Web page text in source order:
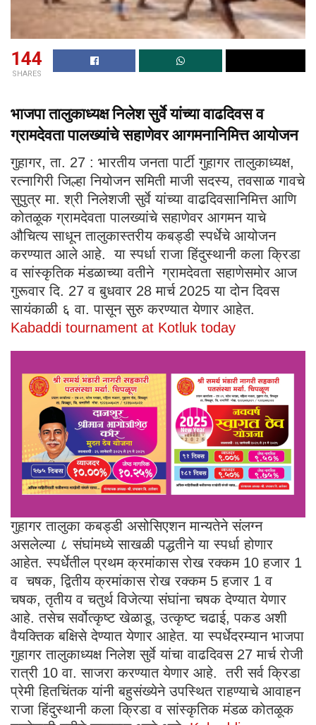
144
SHARES
भाजपा तालुकाध्यक्ष निलेश सुर्वे यांच्या वाढदिवस व
ग्रामदेवता पालख्यांचे सहाणेवर आगमनानिमित्त आयोजन
गुहागर, ता. 27 : भारतीय जनता पार्टी गुहागर तालुकाध्यक्ष,
रत्नागिरी जिल्हा नियोजन समिती माजी सदस्य, तवसाळ गावचे
सुपुत्र मा. श्री निलेशजी सुर्वे यांच्या वाढदिवसानिमित्त आणि
कोतळूक ग्रामदेवता पालख्यांचे सहाणेवर आगमन याचे
औचित्य साधून तालुकास्तरीय कबड्डी स्पर्धेचे आयोजन
करण्यात आले आहे. या स्पर्धा राजा हिंदुस्थानी कला क्रिडा
व सांस्कृतिक मंडळाच्या वतीने ग्रामदेवता सहाणेसमोर आज
गुरूवार दि. 27 व बुधवार 28 मार्च 2025 या दोन दिवस
सायंकाळी ६ वा. पासून सुरु करण्यात येणार आहेत.
Kabaddi tournament at Kotluk today
गुहागर तालुका कबड्डी असोसिएशन मान्यतेने संलग्न
असलेल्या ८ संघांमध्ये साखळी पद्धतीने या स्पर्धा होणार
आहेत. स्पर्धेतील प्रथम क्रमांकास रोख रक्कम 10 हजार 1
व चषक, द्वितीय क्रमांकास रोख रक्कम 5 हजार 1 व
चषक, तृतीय व चतुर्थ विजेत्या संघांना चषक देण्यात येणार
आहे. तसेच सर्वोत्कृष्ट खेळाडू, उत्कृष्ट चढाई, पकड अशी
वैयक्तिक बक्षिसे देण्यात येणार आहेत. या स्पर्धेदरम्यान भाजपा
गुहागर तालुकाध्यक्ष निलेश सुर्वे यांचा वाढदिवस 27 मार्च रोजी
रात्री 10 वा. साजरा करण्यात येणार आहे. तरी सर्व क्रिडा
प्रेमी हितचिंतक यांनी बहुसंख्येने उपस्थित राहण्याचे आवाहन
राजा हिंदुस्थानी कला क्रिडा व सांस्कृतिक मंडळ कोतळूक